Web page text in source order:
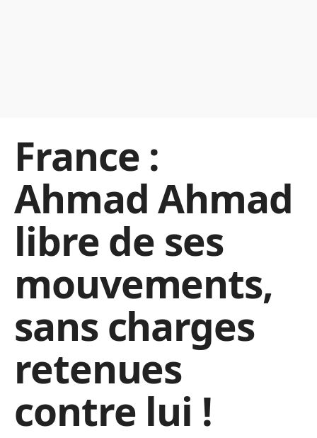
France :
Ahmad Ahmad
libre de ses
mouvements,
sans charges
retenues
contre lui !